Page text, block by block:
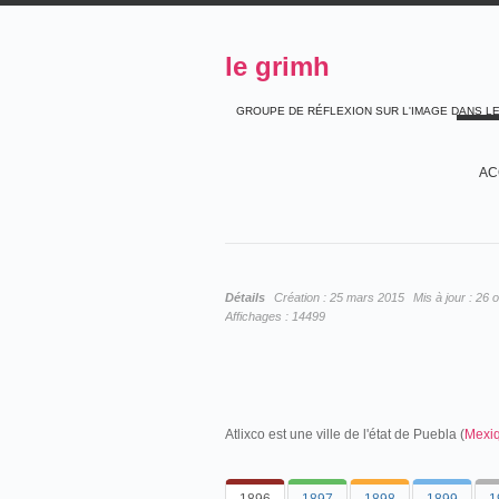
le grimh
GROUPE DE RÉFLEXION SUR L'IMAGE DANS
Détails Création : 25 mars 2015 Mis à jour : 26
Affichages : 14499
Atlixco est une ville de l'état de Puebla (